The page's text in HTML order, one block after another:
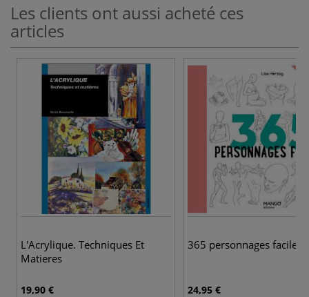
Les clients ont aussi acheté ces
articles
L'Acrylique. Techniques Et
Matieres
19,90 €
365 personnages faciles
24,95 €